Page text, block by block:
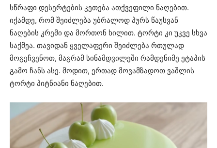
სწრაფი დესერტების კეთება ათქვეფილი ნაღებით.
იქამდე, რომ შეიძლება უბრალოდ პურს წაუსვან
ნაღების კრემი და მორთონ ხილით. ტორტი კი უკვე სხვა
საქმეა. თავიდან ყველაფერი შეიძლება რთულად
მოგეჩვენოთ, მაგრამ სინამდვილეში რამდენიმე ეტაპის
გამო ჩანს ასე. მოდით, ერთად მოვამზადოთ ვაშლის
ტორტი პიტნიანი ნაღებით.